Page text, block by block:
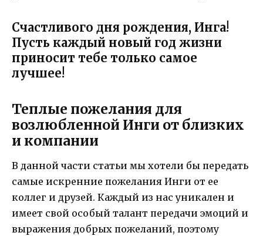
Счастливого дня рождения, Инга!
Пусть каждый новый год жизни
приносит тебе только самое
лучшее!
Теплые пожелания для
возлюбленной Инги от близких
и компании
В данной части статьи мы хотели бы передать
самые искренние пожелания Инги от ее
коллег и друзей. Каждый из нас уникален и
имеет свой особый талант передачи эмоций и
выражения добрых пожеланий, поэтому